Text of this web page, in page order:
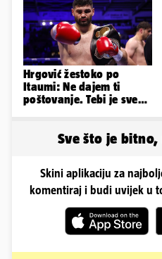
Hrgović žestoko po
Itaumi: Ne dajem ti
poštovanje. Tebi je sve
Sve što je
Skini aplikaciju za
komentiraj i budi uvijek u